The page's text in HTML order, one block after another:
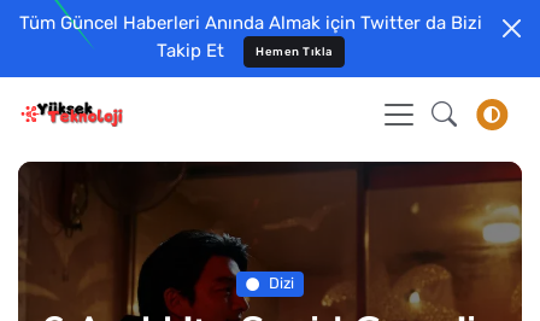
Tüm Güncel Haberleri Anında Almak için Twitter da Bizi
Takip Et
Hemen Tıkla
Dizi